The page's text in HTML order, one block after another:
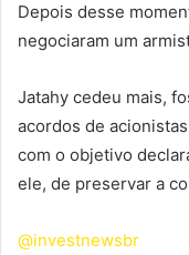
Depois desse
negociaram um
Jatahy cedeu mais,
acordos de
com o objetivo
ele, de preservar a
@investnewsbr